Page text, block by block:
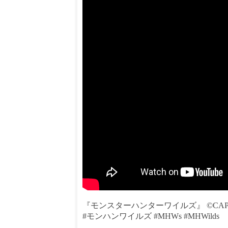
『モンスターハンターワイルズ』
#モンハンワイルズ #MHWs #MHWilds